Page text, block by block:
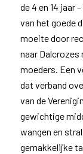
de 4 en 14 jaar
van het goede
moeite door
naar Dalcrozes
moeders. Een
dat verband
van de
gewichtige
wangen en
gemakkelijke